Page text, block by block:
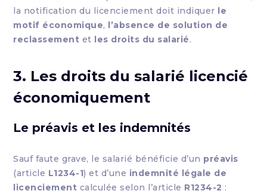
la notification du licenciement doit indiquer le
motif économique, l’absence de solution de
reclassement et les droits du salarié.
3. Les droits du salarié licencié
économiquement
Le préavis et les indemnités
Sauf faute grave, le salarié bénéficie d’un préavis
(article L1234-1) et d’une indemnité légale de
licenciement calculée selon l’article R1234-2 :